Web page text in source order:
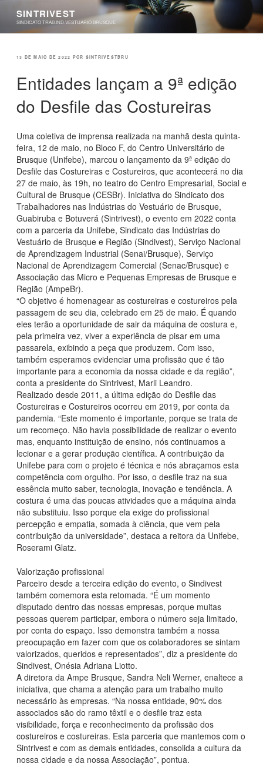
Pular
SINTRIVEST
SINDICATO TRAB.IND.VESTUARIO BRUSQUE
PUBLICADO
13 DE MAIO DE 2022 POR SINTRIVESTBRU
Entidades lançam a 9ª edição
do Desfile das Costureiras
Uma coletiva de imprensa realizada na manhã desta quinta-
feira, 12 de maio, no Bloco F, do Centro Universitário de
Brusque (Unifebe), marcou o lançamento da 9ª edição do
Desfile das Costureiras e Costureiros, que acontecerá no dia
27 de maio, às 19h, no teatro do Centro Empresarial, Social e
Cultural de Brusque (CESBr). Iniciativa do Sindicato dos
Trabalhadores nas Indústrias do Vestuário de Brusque,
Guabiruba e Botuverá (Sintrivest), o evento em 2022 conta
com a parceria da Unifebe, Sindicato das Indústrias do
Vestuário de Brusque e Região (Sindivest), Serviço Nacional
de Aprendizagem Industrial (Senai/Brusque), Serviço
Nacional de Aprendizagem Comercial (Senac/Brusque) e
Associação das Micro e Pequenas Empresas de Brusque e
Região (AmpeBr).
“O objetivo é homenagear as costureiras e costureiros pela
passagem de seu dia, celebrado em 25 de maio. É quando
eles terão a oportunidade de sair da máquina de costura e,
pela primeira vez, viver a experiência de pisar em uma
passarela, exibindo a peça que produzem. Com isso,
também esperamos evidenciar uma profissão que é tão
importante para a economia da nossa cidade e da região”,
conta a presidente do Sintrivest, Marli Leandro.
Realizado desde 2011, a última edição do Desfile das
Costureiras e Costureiros ocorreu em 2019, por conta da
pandemia. “Este momento é importante, porque se trata de
um recomeço. Não havia possibilidade de realizar o evento
mas, enquanto instituição de ensino, nós continuamos a
lecionar e a gerar produção científica. A contribuição da
Unifebe para com o projeto é técnica e nós abraçamos esta
competência com orgulho. Por isso, o desfile traz na sua
essência muito saber, tecnologia, inovação e tendência. A
costura é uma das poucas atividades que a máquina ainda
não substituiu. Isso porque ela exige do profissional
percepção e empatia, somada à ciência, que vem pela
contribuição da universidade”, destaca a reitora da Unifebe,
Roserami Glatz.
Valorização profissional
Parceiro desde a terceira edição do evento, o Sindivest
também comemora esta retomada. “É um momento
disputado dentro das nossas empresas, porque muitas
pessoas querem participar, embora o número seja limitado,
por conta do espaço. Isso demonstra também a nossa
preocupação em fazer com que os colaboradores se sintam
valorizados, queridos e representados”, diz a presidente do
Sindivest, Onésia Adriana Liotto.
A diretora da Ampe Brusque, Sandra Neli Werner, enaltece a
iniciativa, que chama a atenção para um trabalho muito
necessário às empresas. “Na nossa entidade, 90% dos
associados são do ramo têxtil e o desfile traz esta
visibilidade, força e reconhecimento da profissão dos
costureiros e costureiras. Esta parceria que mantemos com o
Sintrivest e com as demais entidades, consolida a cultura da
nossa cidade e da nossa Associação”, pontua.